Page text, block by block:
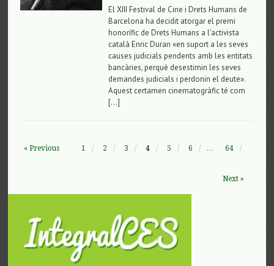
El XIII Festival de Cine i Drets Humans de
Barcelona ha decidit atorgar el premi
honorífic de Drets Humans a l’activista
català Enric Duran «en suport a les seves
causes judicials pendents amb les entitats
bancàries, perquè desestimin les seves
demandes judicials i perdonin el deute».
Aquest certamen cinematogràfic té com
[…]
« Previous 1 2 3 4 5 6 … 64
Next »